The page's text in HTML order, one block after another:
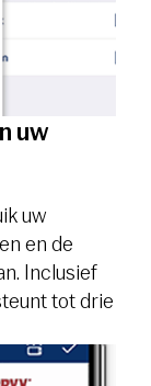
uw
uw
en de
Inclusief
tot drie